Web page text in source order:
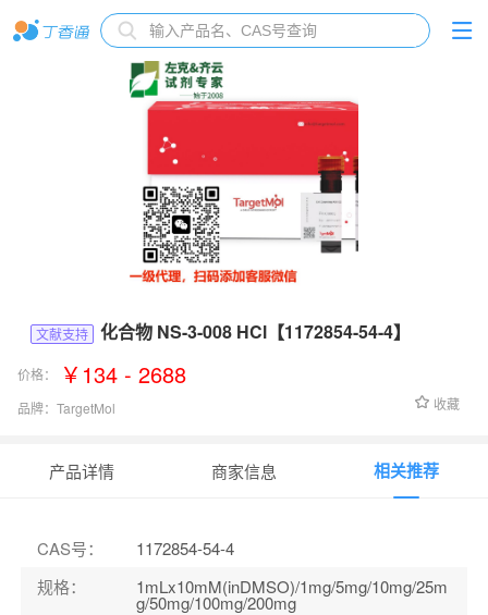
文献支持 化合物 NS-3-008 HCl【1172854-54-4】
价格： ￥134 - 2688
品牌： TargetMol 收藏
产品详情 商家信息 相关推荐
CAS号：
1172854-54-4
规格： 1mLx10mM(inDMSO)/1mg/5mg/10mg/25m
g/50mg/100mg/200mg